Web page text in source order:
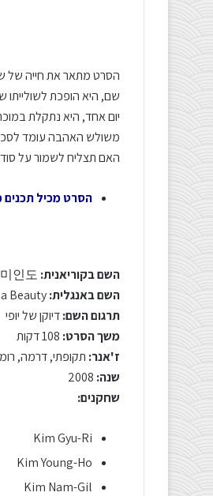
הסרט מתאר את חייה של
שם, היא הופכת לשולייתו
יום אחד, היא נתקלת
משולש האהבה עומד
האם תצליח לשמור על
הסרט מכיל תכנים
השם בקוריאנית: 미인도
השם באנגלית:Beauty
תרגום השם:דיוקן של יופי
משך הסרט:
ז'אנר: תקופתי, דרמה,
שנה:
שחקנים:
Kim Gyu-Ri
Kim Young-Ho
Kim Nam-Gil